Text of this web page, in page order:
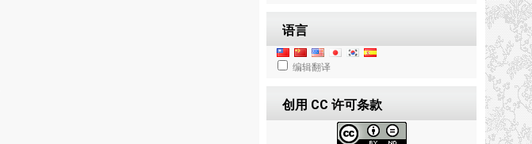
语言
编辑翻译
创用 CC 许可条款